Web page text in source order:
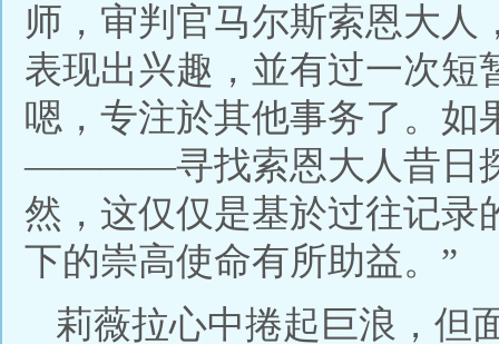
师，审判官马尔斯索恩大
表现出兴趣，並有过一次
嗯，专注於其他事务了。如
————寻找索恩大人昔日探
然，这仅仅是基於过往记录
下的崇高使命有所助益。”
莉薇拉心中捲起巨浪，但